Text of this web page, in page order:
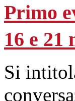
Primo
16 e 21
Si